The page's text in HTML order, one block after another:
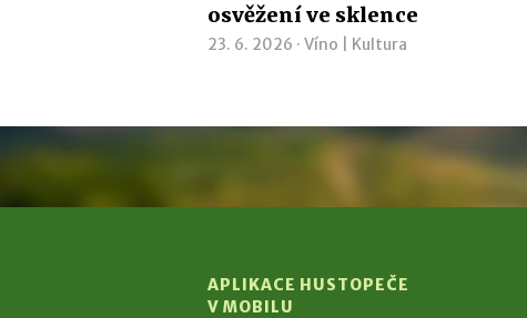
osvěžení ve sklence
23. 6. 2026 · Víno Kultura
APLIKACE HUSTOPEČE
V MOBILU